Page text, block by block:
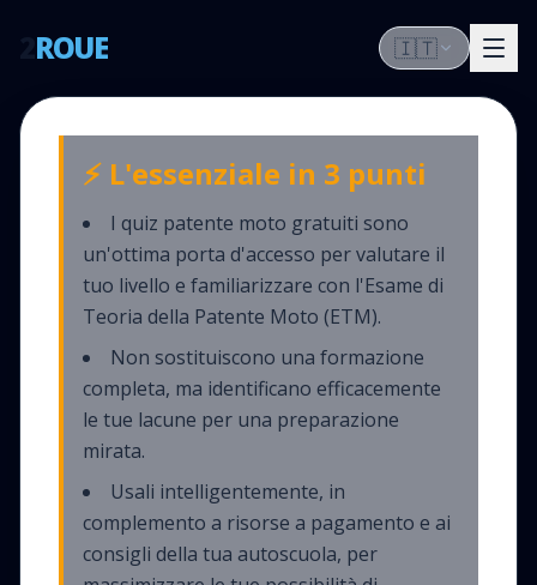
ROUE 🇮🇹
⚡ L'essenziale in 3 punti
I quiz patente moto gratuiti sono
un'ottima porta d'accesso per valutare il
tuo livello e familiarizzare con l'Esame di
Teoria della Patente Moto (ETM).
Non sostituiscono una formazione
completa, ma identificano efficacemente
le tue lacune per una preparazione
mirata.
Usali intelligentemente, in
complemento a risorse a pagamento e ai
consigli della tua autoscuola, per